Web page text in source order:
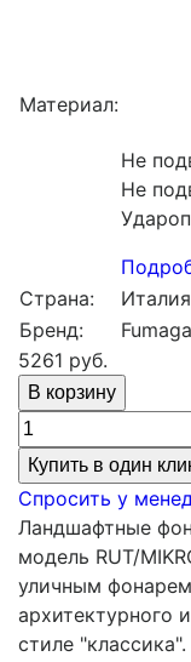
Материал:
Не
Не
Страна:
Италия
Бренд:
5261 руб.
Купить в один
Спросить у
Ландшафтные
модель RUT/
уличным
архитектурного
стиле